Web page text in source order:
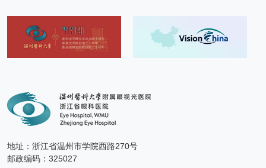
地址：浙江省温州市学院西路270号
邮政编码：325027